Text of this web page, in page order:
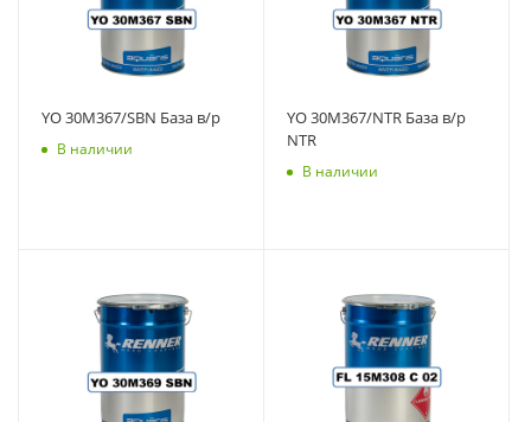
YO 30M367/SBN База в/р
В наличии
YO 30M367/NTR База в/р
NTR
В наличии